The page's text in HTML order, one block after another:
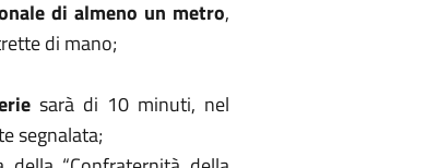
di almeno un metro,
di mano;
sarà di 10 minuti, nel
segnalata;